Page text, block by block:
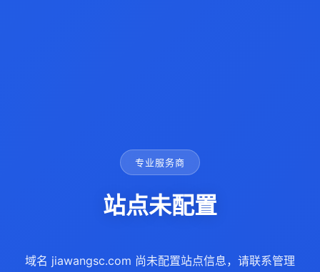
专业服务商
站点未配置
域名 jiawangsc.com 尚未配置站点信息，请联系管理